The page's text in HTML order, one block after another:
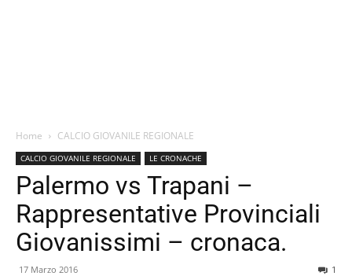
Home CALCIO GIOVANILE REGIONALE
CALCIO GIOVANILE REGIONALE LE CRONACHE
Palermo vs Trapani –
Rappresentative Provinciali
Giovanissimi – cronaca.
17 Marzo 2016 1